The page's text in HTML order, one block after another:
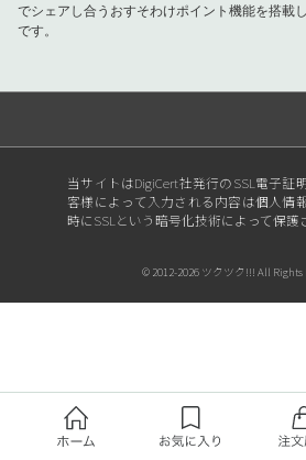
でシェアし合うおすそわけポイント機能を搭載
です。
当サイトはDigiCert社発行のSSL電子証
客様によって入力される内容は個人情
時にSSLという暗号化技術によって保護
© 2012-2026 ツクツク!!! All Rights